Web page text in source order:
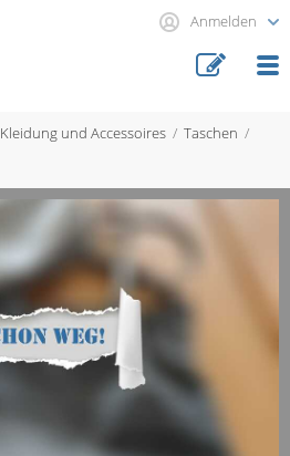
Anmelden
Kleidung und Accessoires
Taschen